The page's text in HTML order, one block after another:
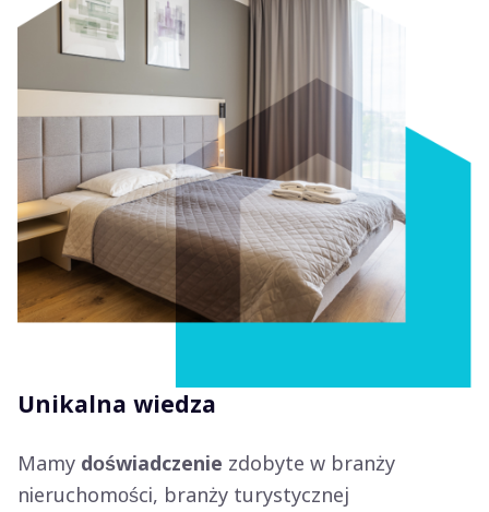
Unikalna wiedza
Mamy doświadczenie zdobyte w branży
nieruchomości, branży turystycznej